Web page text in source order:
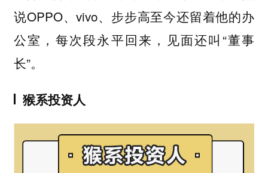
说OPPO、vivo、步步高至今还留着他的办
公室，每次段永平回来，见面还叫“董事
长”。
猴系投资人